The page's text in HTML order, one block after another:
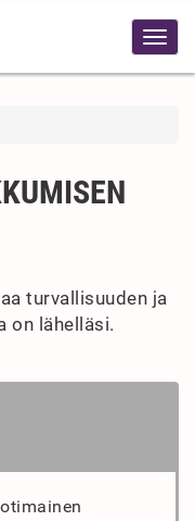
turvallisuuden ja
on lähelläsi.